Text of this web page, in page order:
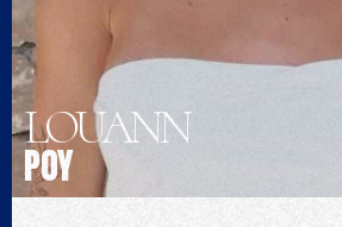
LOUANN
POY